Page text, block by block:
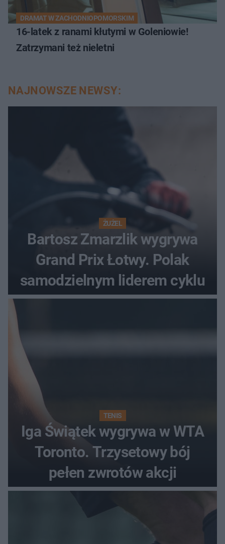
DRAMAT W ZACHODNIOPOMORSKIM
16-latek z ranami kłutymi w Goleniowie!
Zatrzymani też nieletni
NAJNOWSZE NEWSY:
ŻUŻEL
Bartosz Zmarzlik wygrywa
Grand Prix Łotwy. Polak
samodzielnym liderem cyklu
TENIS
Iga Świątek wygrywa w WTA
Toronto. Trzysetowy bój
pełen zwrotów akcji